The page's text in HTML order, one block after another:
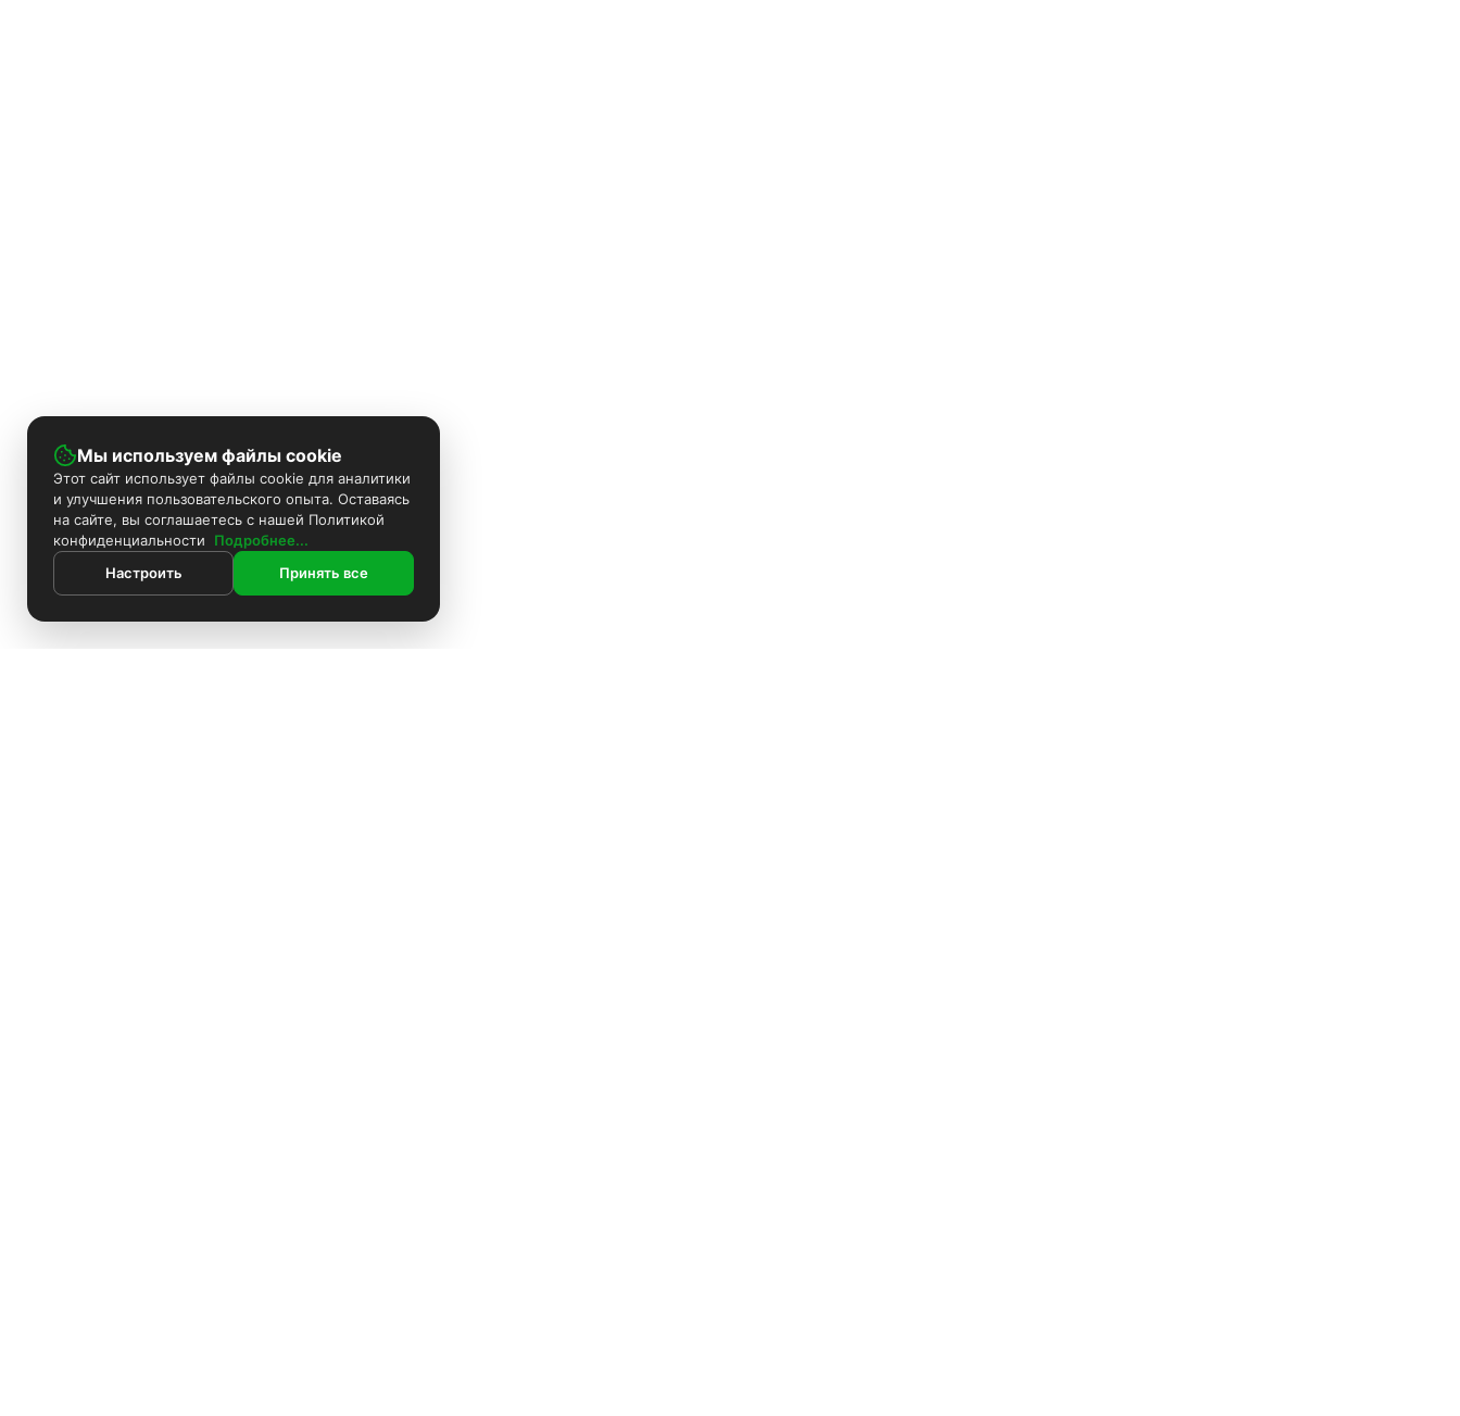
Мы используем файлы cookie
Этот сайт использует файлы cookie для аналитики
и улучшения пользовательского опыта. Оставаясь
на сайте, вы соглашаетесь с нашей Политикой
конфиденциальности
Подробнее...
Настроить
Принять все